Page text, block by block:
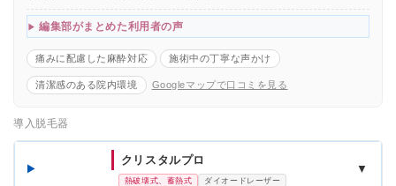
編集部がまとめた利用者の声
痛みに配慮した麻酔対応 施術中の丁寧な声かけ
清潔感のある院内環境 Googleマップで口コミを見る
導入脱毛器
クリスタルプロ
熱破壊式、蓄熱式 ダイオードレーザー
▼